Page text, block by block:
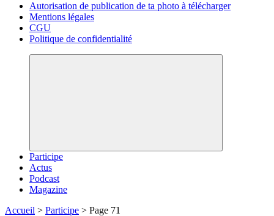
Autorisation de publication de ta photo à télécharger
Mentions légales
CGU
Politique de confidentialité
Participe
Actus
Podcast
Magazine
Accueil > Participe > Page 71